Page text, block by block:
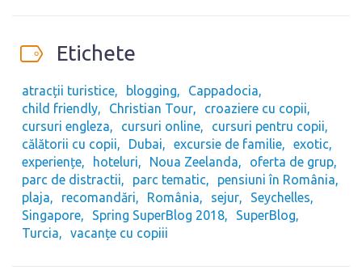
Etichete
atracții turistice blogging
Cappadocia
child friendly
Christian Tour
croaziere cu copii
cursuri engleza
cursuri online
cursuri pentru copii
călătorii cu copii
Dubai excursie de familie
exotic
experiențe
hoteluri Noua Zeelanda
oferta de grup
parc de distractii
parc tematic
pensiuni în România
plaja
recomandări România sejur
Seychelles
Singapore
Spring SuperBlog 2018
SuperBlog
Turcia
vacanțe cu copiii